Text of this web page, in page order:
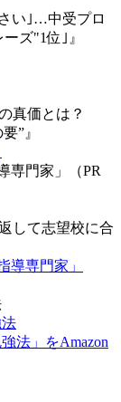
い｣…中受プロ
ズ"1位｣』
真価とは？
”』
専門家」（PR
して志望校に合